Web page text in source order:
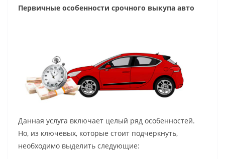
Первичные особенности срочного выкупа авто
Данная услуга включает целый ряд особенностей.
Но, из ключевых, которые стоит подчеркнуть,
необходимо выделить следующие: